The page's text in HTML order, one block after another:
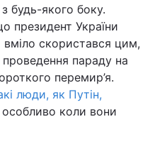
будь-якого боку.
президент України
скористався цим,
параду на
перемир’я.
люди, як Путін,
особливо коли вони